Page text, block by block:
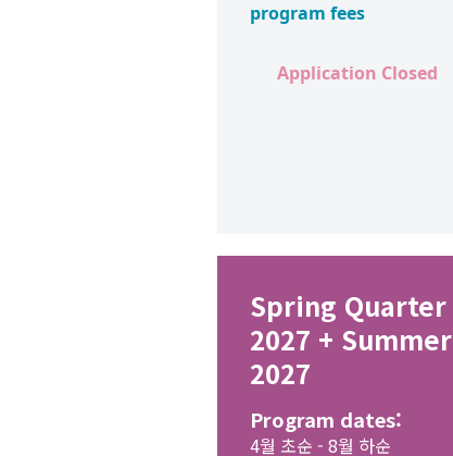
program fees
Application Closed
Spring Quarter
2027 + Summer
2027
Program dates:
4월 초순 - 8월 하순